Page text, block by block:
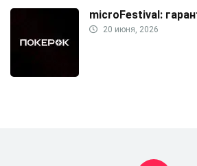
microFestival:
20 июня, 2026